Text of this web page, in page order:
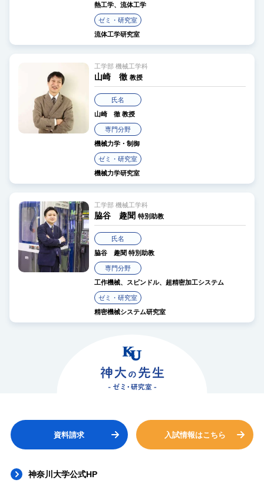
熱工学、流体工学
ゼミ・研究室
流体工学研究室
工学部 機械工学科
山崎 徹 教授
氏名
山崎 徹 教授
専門分野
機械力学・制御
ゼミ・研究室
機械力学研究室
工学部 機械工学科
脇谷 趣聞 特別助教
氏名
脇谷 趣聞 特別助教
専門分野
工作機械、スピンドル、超精密加工システム
ゼミ・研究室
精密機械システム研究室
資料請求 入試情報はこちら
神奈川大学公式HP